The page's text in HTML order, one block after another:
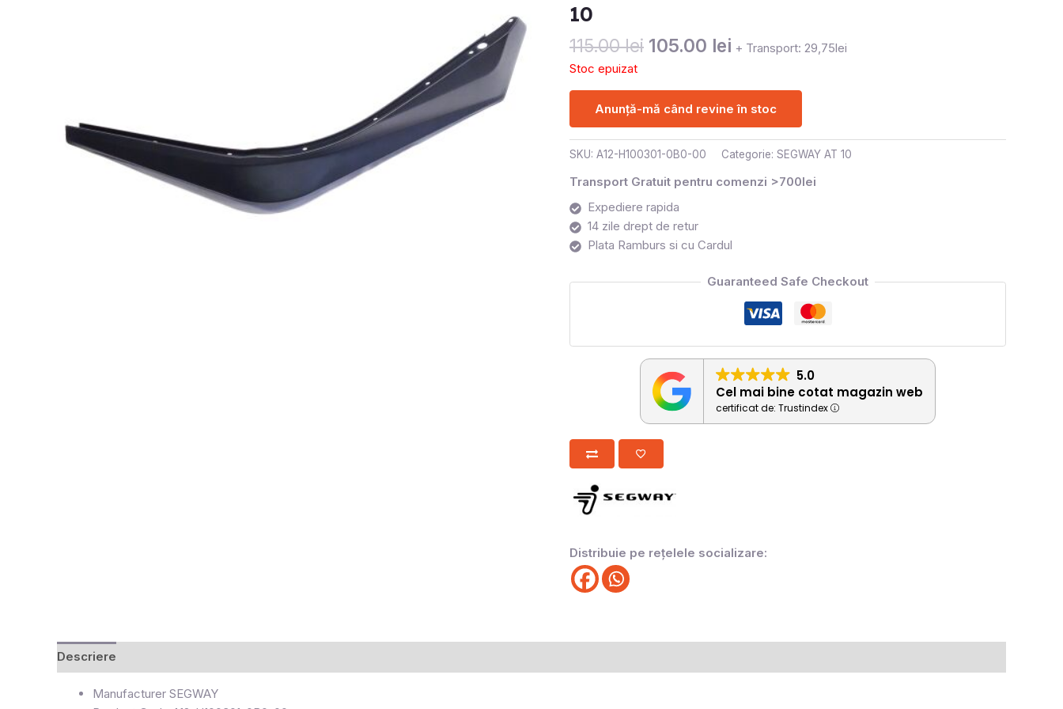
10
115.00lei 105.00 lei + Transport: 29,75lei
Stoc epuizat
Anunță-mă când revine în stoc
SKU: A12-H100301-0B0-00 Categorie: SEGWAY AT 10
Transport Gratuit pentru comenzi >700lei
Expediere rapida
14 zile drept de retur
Plata Ramburs si cu Cardul
Guaranteed Safe Checkout
5.0
Cel mai bine cotat magazin web
certificat de: Trustindex
Distribuie pe rețelele socializare:
Descriere
Manufacturer SEGWAY